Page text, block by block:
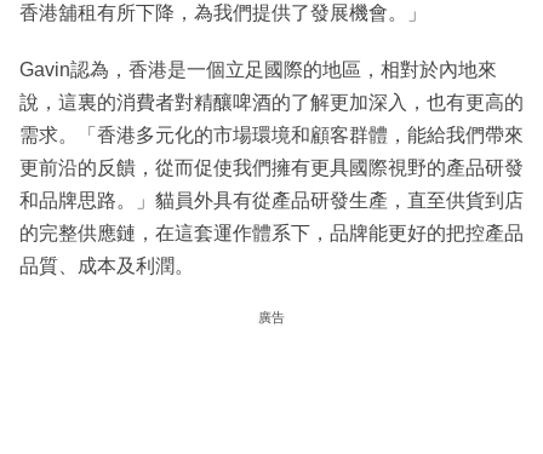
香港舖租有所下降，為我們提供了發展機會。」
Gavin認為，香港是一個立足國際的地區，相對於內地來
說，這裏的消費者對精釀啤酒的了解更加深入，也有更高的
需求。「香港多元化的市場環境和顧客群體，能給我們帶來
更前沿的反饋，從而促使我們擁有更具國際視野的產品研發
和品牌思路。」貓員外具有從產品研發生產，直至供貨到店
的完整供應鏈，在這套運作體系下，品牌能更好的把控產品
品質、成本及利潤。
廣告